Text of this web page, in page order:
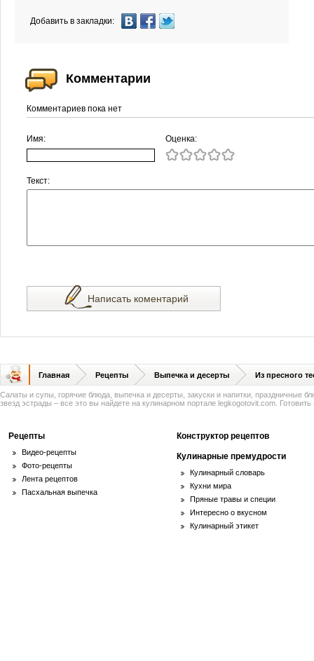
Добавить в закладки:
Комментарии
Комментариев пока нет
Имя: Оценка:
Текст:
Написать коментарий
Главная Рецепты Выпечка и десерты Из пресного
Салаты и супы, горячие блюда, выпечка и десерты, закуски и напитки, праздничные
звезд эстрады – все это вы найдете на кулинарном портале legkogotovit.com. Готовить
Рецепты
Видео-рецепты
Фото-рецепты
Лента рецептов
Пасхальная выпечка
Конструктор рецептов
Кулинарные премудрости
Кулинарный словарь
Кухни мира
Пряные травы и специи
Интересно о вкусном
Кулинарный этикет